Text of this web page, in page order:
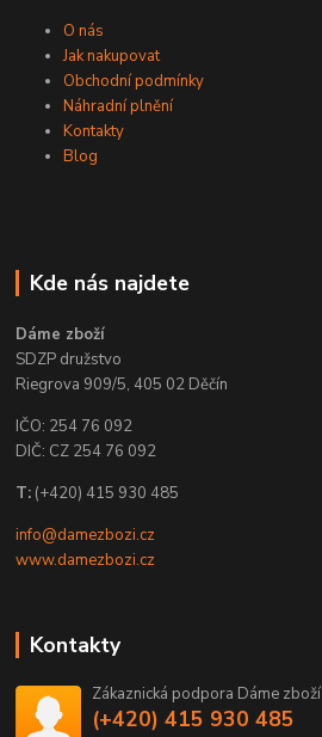
O nás
Jak nakupovat
Obchodní podmínky
Náhradní plnění
Kontakty
Blog
Kde nás najdete
Dáme zboží
SDZP družstvo
Riegrova 909/5, 405 02 Děčín
IČO: 254 76 092
DIČ: CZ 254 76 092
T: (+420) 415 930 485
info@damezbozi.cz
www.damezbozi.cz
Kontakty
Zákaznická podpora Dáme zboží
(+420) 415 930 485